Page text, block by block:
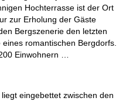
Hochterrasse ist der Ort
zur Erholung der Gäste
Bergszenerie den letzten
romantischen Bergdorfs.
Einwohnern …
eingebettet zwischen den